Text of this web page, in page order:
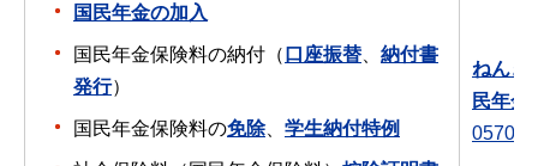
国民年金の加入
国民年金保険料の納付（ 口座振替、 納付書
発行）
国民年金保険料の免除、 学生納付特例
ねんき
民年金
0570-